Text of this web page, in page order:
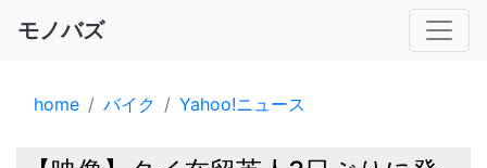
モノバズ
home バイク Yahoo!ニュース